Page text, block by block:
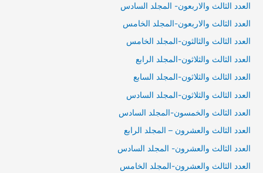
العدد الثالث والاربعون- المجلد السادس
العدد الثالث والاربعون-المجلد الخامس
العدد الثالث والثالثون-المجلد الخامس
العدد الثالث والثلاثون-المجلد الرابع
العدد الثالث والثلاثون-المجلد السابع
العدد الثالث والثلاثون-المجلد السادس
العدد الثالث والخمسون-المجلد السادس
العدد الثالث والعشرون – المجلد الرابع
العدد الثالث والعشرون- المجلد السادس
العدد الثالث والعشرون-المجلد الخامس